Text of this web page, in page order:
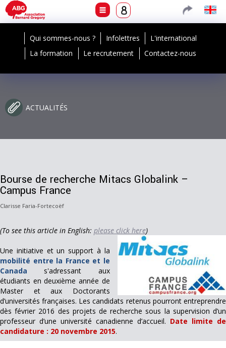
Qui sommes-nous ? Infolettres
L'international
La formation
Le recrutement Contactez-nous
ACTUALITÉS
Bourse de recherche Mitacs Globalink –
Campus France
Clarisse Faria-Fortecoëf
(To see this article in English: please click here)
Une initiative et un support à la
mobilité entre la France et le
Canada s'adressant aux
étudiants en deuxième année de
Master et aux Doctorants
d’universités françaises. Les candidats retenus pourront entreprendre
dès février 2016 des projets de recherche sous la supervision d’un
professeur d’une université canadienne d’accueil. Date limite de
candidature : 20 novembre 2015.